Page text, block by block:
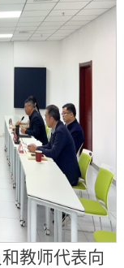
教师代表向